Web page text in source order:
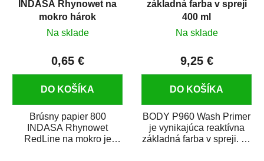
INDASA Rhynowet na
mokro hárok
Na sklade
0,65 €
DO KOŠÍKA
Brúsny papier 800
INDASA Rhynowet
RedLine na mokro je
základná farba v spreji
400 ml
Na sklade
9,25 €
DO KOŠÍKA
BODY P960 Wash Primer
je vynikajúca reaktívna
základná farba v spreji. Je